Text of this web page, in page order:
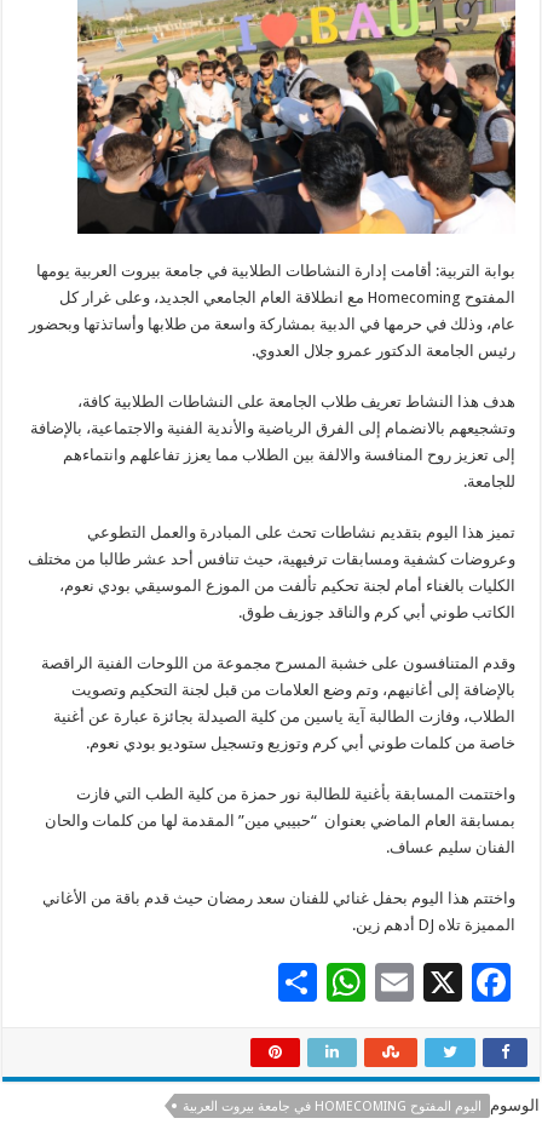
بوابة التربية: أقامت إدارة النشاطات الطلابية في جامعة بيروت العربية يومها
المفتوح Homecoming مع انطلاقة العام الجامعي الجديد، وعلى غرار كل
عام، وذلك في حرمها في الدبية بمشاركة واسعة من طلابها وأساتذتها وبحضور
رئيس الجامعة الدكتور عمرو جلال العدوي.
هدف هذا النشاط تعريف طلاب الجامعة على النشاطات الطلابية كافة،
وتشجيعهم بالانضمام إلى الفرق الرياضية والأندية الفنية والاجتماعية، بالإضافة
إلى تعزيز روح المنافسة والالفة بين الطلاب مما يعزز تفاعلهم وانتماءهم
للجامعة.
تميز هذا اليوم بتقديم نشاطات تحث على المبادرة والعمل التطوعي
وعروضات كشفية ومسابقات ترفيهية، حيث تنافس أحد عشر طالبا من مختلف
الكليات بالغناء أمام لجنة تحكيم تألفت من الموزع الموسيقي بودي نعوم،
الكاتب طوني أبي كرم والناقد جوزيف طوق.
وقدم المتنافسون على خشبة المسرح مجموعة من اللوحات الفنية الراقصة
بالإضافة إلى أغانيهم، وتم وضع العلامات من قبل لجنة التحكيم وتصويت
الطلاب، وفازت الطالبة آية ياسين من كلية الصيدلة بجائزة عبارة عن أغنية
خاصة من كلمات طوني أبي كرم وتوزيع وتسجيل ستوديو بودي نعوم.
واختتمت المسابقة بأغنية للطالبة نور حمزة من كلية الطب التي فازت
بمسابقة العام الماضي بعنوان “حبيبي مين” المقدمة لها من كلمات والحان
الفنان سليم عساف.
واختتم هذا اليوم بحفل غنائي للفنان سعد رمضان حيث قدم باقة من الأغاني
المميزة تلاه DJ أدهم زين.
F
e
b
X
E
ai
l
W
at
sA
ar
e
الوسوم اليوم المفتوح HOMECOMING في جامعة بيروت العربية